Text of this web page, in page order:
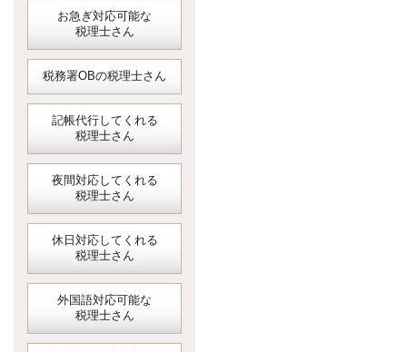
お急ぎ対応可能な
税理士さん
税務署OBの税理士さん
記帳代行してくれる
税理士さん
夜間対応してくれる
税理士さん
休日対応してくれる
税理士さん
外国語対応可能な
税理士さん